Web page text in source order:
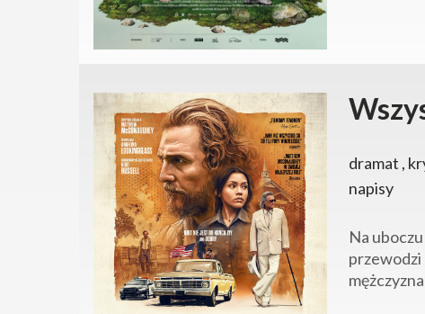
dramat ,
napisy
Na
przewodzi